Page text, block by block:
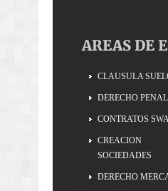
AREAS DE
CLAUSULA
DERECHO PENAL
CONTRATOS
CREACION
SOCIEDADES
DERECHO